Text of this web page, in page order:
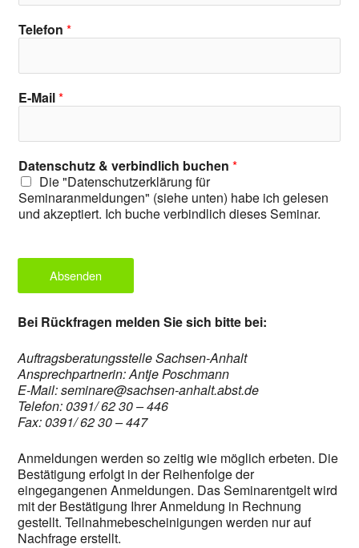
Telefon*
E-Mail*
Datenschutz & verbindlich buchen*
Die "Datenschutzerklärung für
Seminaranmeldungen" (siehe unten) habe ich gelesen
und akzeptiert. Ich buche verbindlich dieses Seminar.
Absenden
Bei Rückfragen melden Sie sich bitte bei:
Auftragsberatungsstelle Sachsen-Anhalt
Ansprechpartnerin: Antje Poschmann
E-Mail: seminare@sachsen-anhalt.abst.de
Telefon: 0391/ 62 30 – 446
Fax: 0391/ 62 30 – 447
Anmeldungen werden so zeitig wie möglich erbeten. Die
Bestätigung erfolgt in der Reihenfolge der
eingegangenen Anmeldungen. Das Seminarentgelt wird
mit der Bestätigung Ihrer Anmeldung in Rechnung
gestellt. Teilnahmebescheinigungen werden nur auf
Nachfrage erstellt.